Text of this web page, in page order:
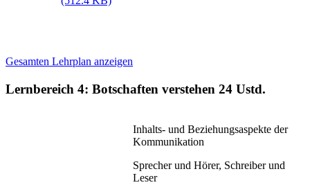
Gesamten Lehrplan anzeigen
Lernbereich 4: Botschaften verstehen 24 Ustd.
Inhalts- und Beziehungsaspekte der
Kommunikation
Sprecher und Hörer, Schreiber und
Leser